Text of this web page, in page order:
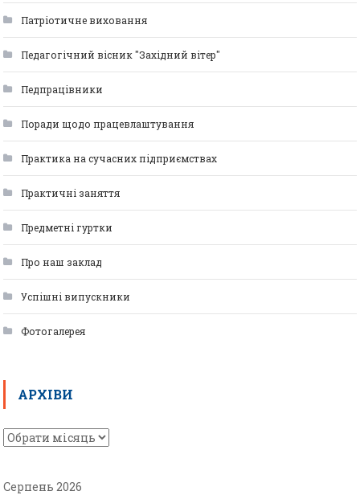
Патріотичне виховання
Педагогічний вісник "Західний вітер"
Педпрацівники
Поради щодо працевлаштування
Практика на сучасних підприємствах
Практичні заняття
Предметні гуртки
Про наш заклад
Успішні випускники
Фотогалерея
АРХІВИ
Серпень 2026